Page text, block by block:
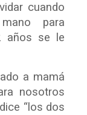
cuando
para
años se le
a mamá
nosotros
“los dos